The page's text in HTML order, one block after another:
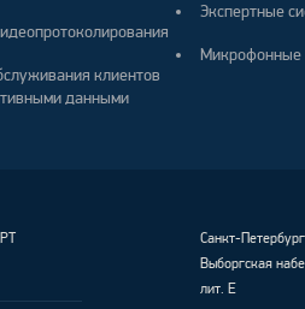
клиентов
данными
Экспертные
Микрофонные
Санкт-Петербург
Выборгская
лит. Е